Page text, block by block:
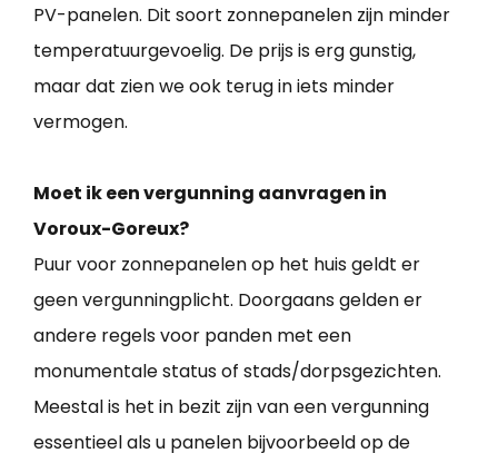
PV-panelen. Dit soort zonnepanelen zijn minder
temperatuurgevoelig. De prijs is erg gunstig,
maar dat zien we ook terug in iets minder
vermogen.
Moet ik een vergunning aanvragen in
Voroux-Goreux?
Puur voor zonnepanelen op het huis geldt er
geen vergunningplicht. Doorgaans gelden er
andere regels voor panden met een
monumentale status of stads/dorpsgezichten.
Meestal is het in bezit zijn van een vergunning
essentieel als u panelen bijvoorbeeld op de